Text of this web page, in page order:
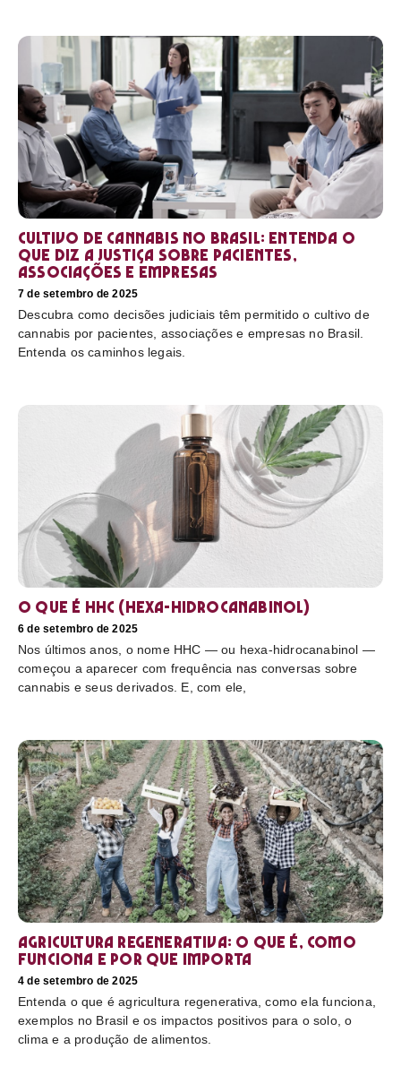
Cultivo de cannabis no Brasil: entenda o
que diz a Justiça sobre pacientes,
associações e empresas
7 de setembro de 2025
Descubra como decisões judiciais têm permitido o cultivo de
cannabis por pacientes, associações e empresas no Brasil.
Entenda os caminhos legais.
O que é HHC (hexa-hidrocanabinol)
6 de setembro de 2025
Nos últimos anos, o nome HHC — ou hexa-hidrocanabinol —
começou a aparecer com frequência nas conversas sobre
cannabis e seus derivados. E, com ele,
Agricultura regenerativa: o que é, como
funciona e por que importa
4 de setembro de 2025
Entenda o que é agricultura regenerativa, como ela funciona,
exemplos no Brasil e os impactos positivos para o solo, o
clima e a produção de alimentos.